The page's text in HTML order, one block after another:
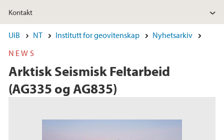
Kontakt
UiB NT Institutt for geovitenskap
Nyhetsarkiv
NEWS
Arktisk Seismisk Feltarbeid
(AG335 og AG835)